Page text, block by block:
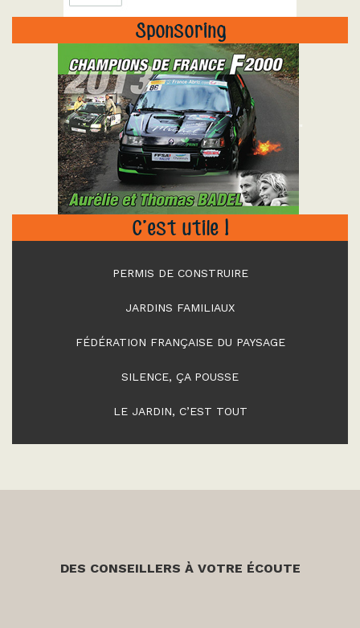
Sponsoring
"
C’est utile !
PERMIS DE CONSTRUIRE
JARDINS FAMILIAUX
FÉDÉRATION FRANÇAISE DU PAYSAGE
SILENCE, ÇA POUSSE
LE JARDIN, C’EST TOUT
DES CONSEILLERS À VOTRE ÉCOUTE